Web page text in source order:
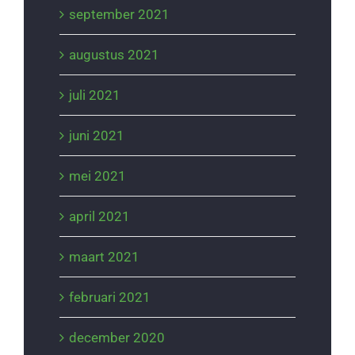
september 2021
augustus 2021
juli 2021
juni 2021
mei 2021
april 2021
maart 2021
februari 2021
december 2020